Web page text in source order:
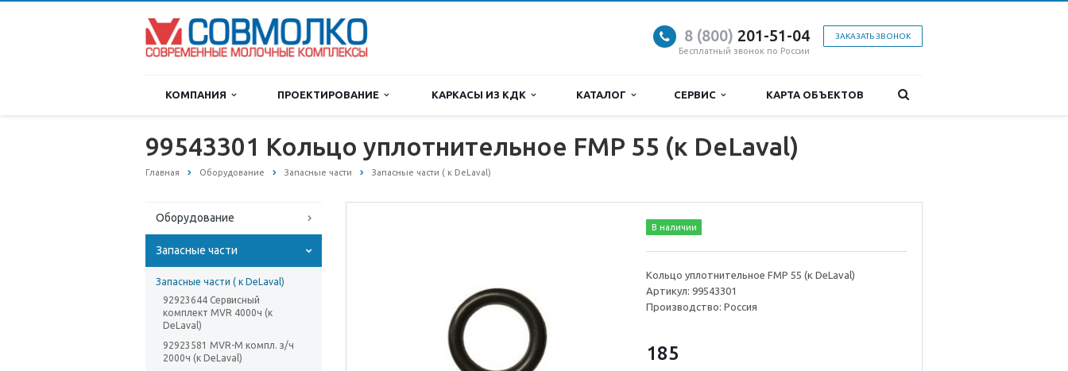
ЗАКАЗАТЬ ЗВОНОК
8 (800) 201-51-04
Бесплатный звонок по России
КОМПАНИЯ ПРОЕКТИРОВАНИЕ КАРКАСЫ ИЗ КДК КАТАЛОГ СЕРВИС КАРТА ОБЪЕКТОВ
99543301 Кольцо уплотнительное FMP 55 (к DeLaval)
Главная Оборудование Запасные части Запасные части ( к DeLaval)
Оборудование
Запасные части
Запасные части ( к DeLaval)
92923644 Сервисный
комплект MVR 4000ч (к
DeLaval)
92923581 MVR-M компл. з/ч
2000ч (к DeLaval)
В наличии
Кольцо уплотнительное FMP 55 (к DeLaval)
Артикул: 99543301
Производство: Россия
185